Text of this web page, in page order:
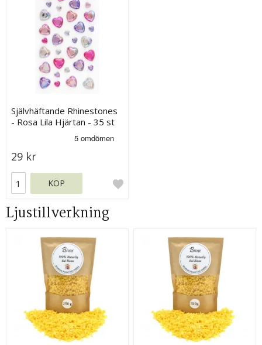
Självhäftande Rhinestones
- Rosa Lila Hjärtan - 35 st
29 kr
KÖP
Ljustillverkning